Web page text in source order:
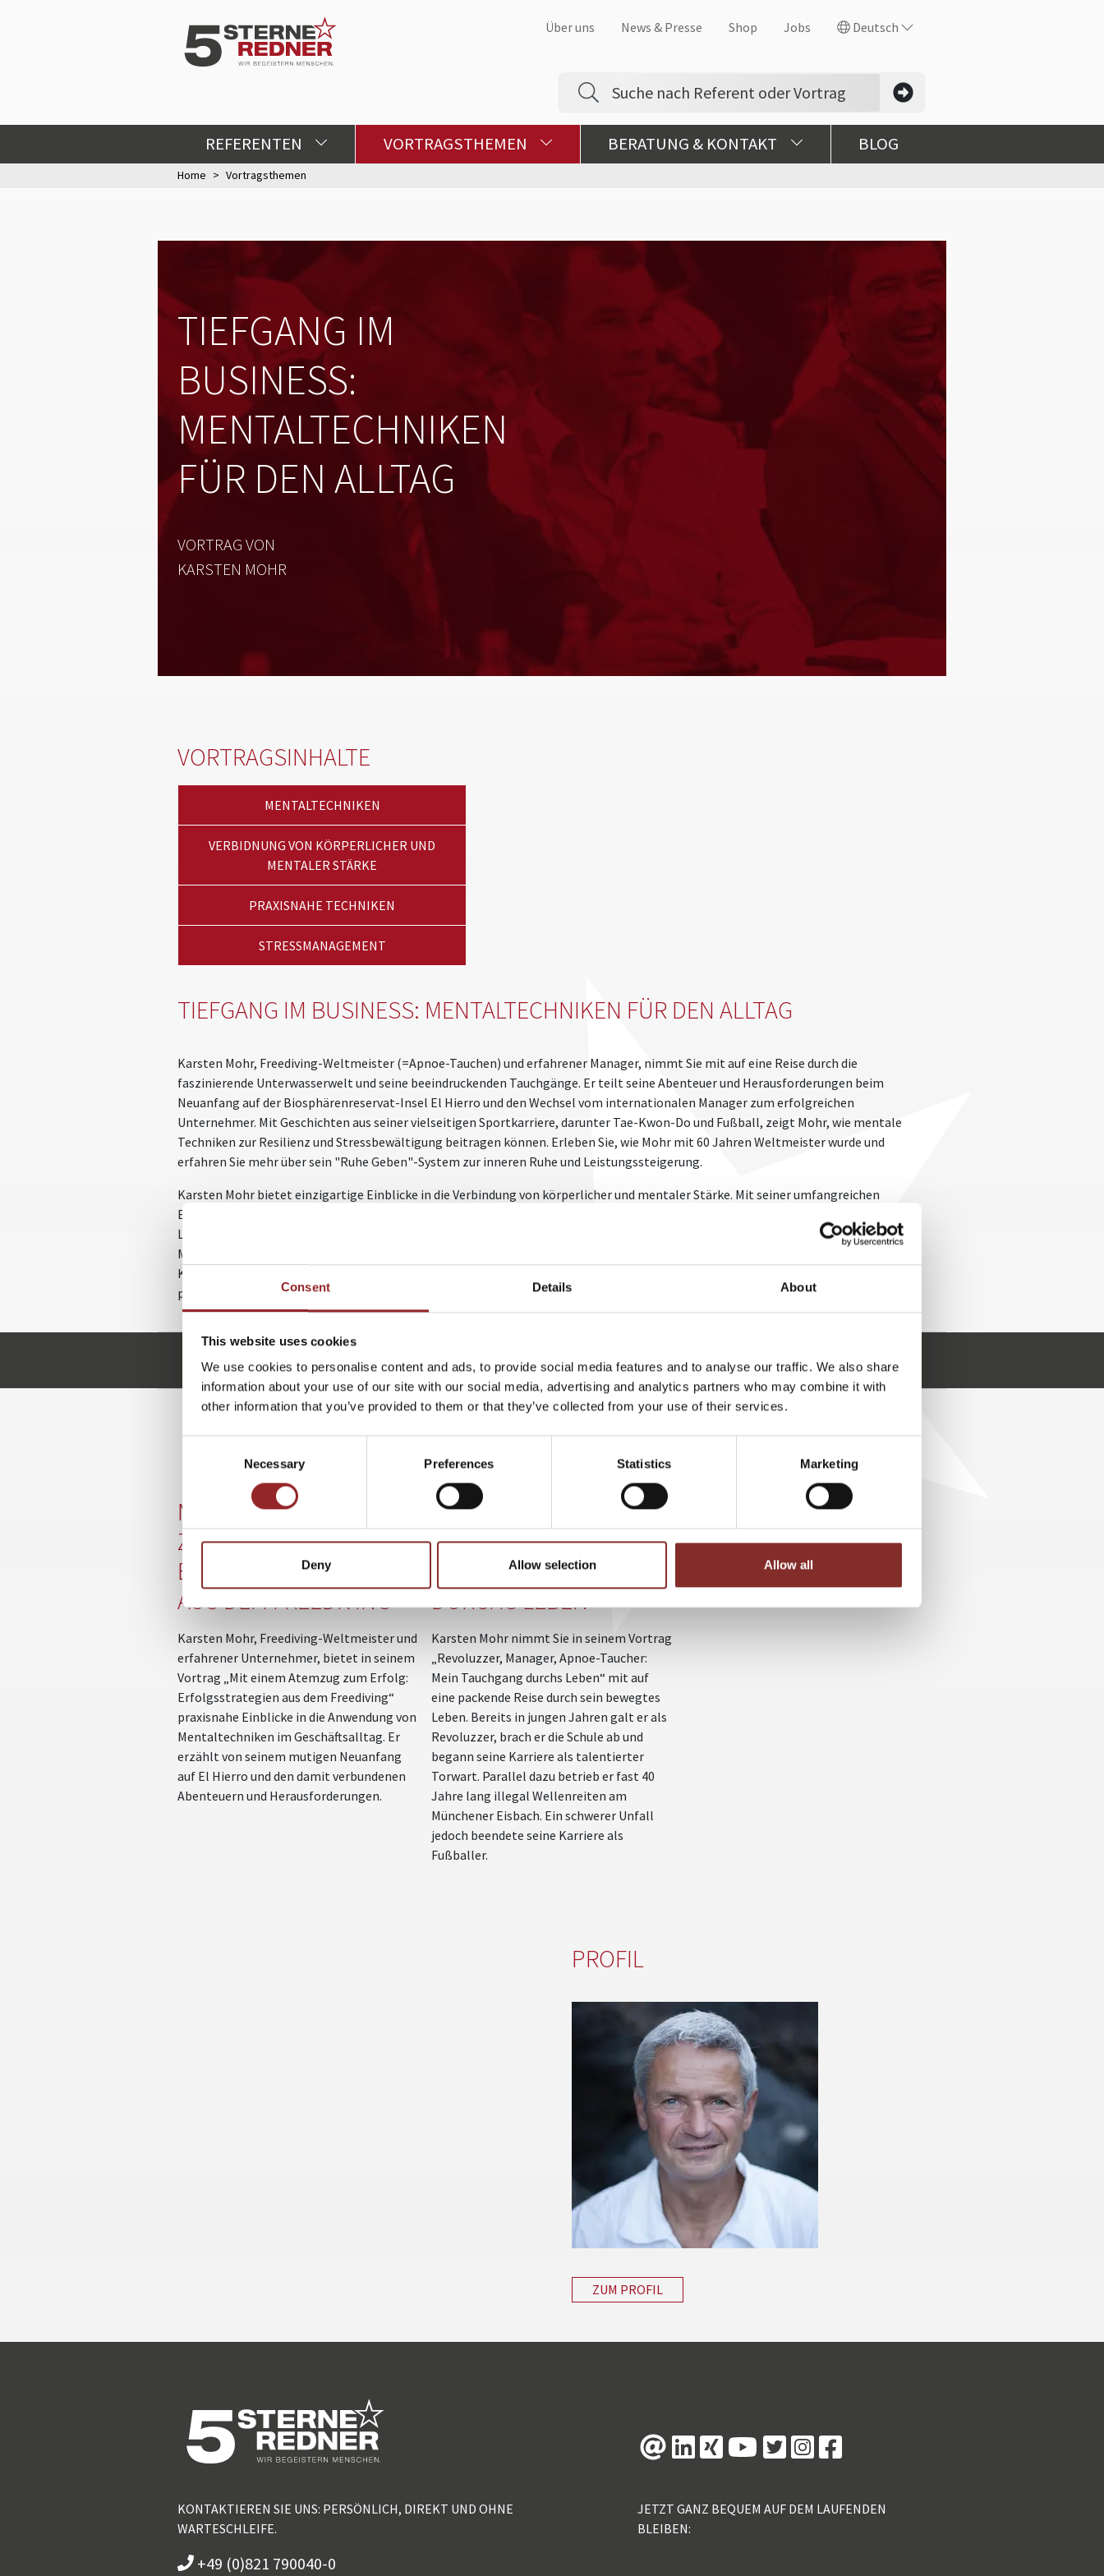
Consent Details About
This website uses cookies
We use cookies to personalise content and ads, to provide social media features and to analyse our traffic. We also share
information about your use of our site with our social media, advertising and analytics partners who may combine it with
other information that you’ve provided to them or that they’ve collected from your use of their services.
Necessary Preferences Statistics Marketing
Deny Allow selection Allow all
Über uns News & Presse Shop Jobs Deutsch
REFERENTEN VORTRAGSTHEMEN BERATUNG & KONTAKT BLOG
Home Vortragsthemen
TIEFGANG IM
BUSINESS:
MENTALTECHNIKEN
FÜR DEN ALLTAG
VORTRAG VON
KARSTEN MOHR
VORTRAGSINHALTE
MENTALTECHNIKEN
VERBIDNUNG VON KÖRPERLICHER UND
MENTALER STÄRKE
PRAXISNAHE TECHNIKEN
STRESSMANAGEMENT
TIEFGANG IM BUSINESS: MENTALTECHNIKEN FÜR DEN ALLTAG
Karsten Mohr, Freediving-Weltmeister (=Apnoe-Tauchen) und erfahrener Manager, nimmt Sie mit auf eine Reise durch die
faszinierende Unterwasserwelt und seine beeindruckenden Tauchgänge. Er teilt seine Abenteuer und Herausforderungen beim
Neuanfang auf der Biosphärenreservat-Insel El Hierro und den Wechsel vom internationalen Manager zum erfolgreichen
Unternehmer. Mit Geschichten aus seiner vielseitigen Sportkarriere, darunter Tae-Kwon-Do und Fußball, zeigt Mohr, wie mentale
Techniken zur Resilienz und Stressbewältigung beitragen können. Erleben Sie, wie Mohr mit 60 Jahren Weltmeister wurde und
erfahren Sie mehr über sein "Ruhe Geben"-System zur inneren Ruhe und Leistungssteigerung.
Karsten Mohr bietet einzigartige Einblicke in die Verbindung von körperlicher und mentaler Stärke. Mit seiner umfangreichen
Erfahrung in der Sportartikelindustrie und im internationalen Management, gepaart mit seiner beeindruckenden sportlichen
Laufbahn, liefert er praxisnahe Techniken zur Verbesserung von Resilienz und Stressmanagement. Unternehmen profitieren von
Mohrs Fähigkeit, innere Ruhe zu vermitteln und damit die Produktivität und Zufriedenheit der Mitarbeiter zu steigern. Buchen Sie
Karsten Mohr, um von seinem offenen Mindset, seiner Bereitschaft zur Veränderung und seinen erprobten Erfolgsstrategien zu
profitieren.
k.mohr@5-sterne-redner.de +49 (0)821 790040-10 Karsten Mohr anfragen
WEITERE VORTRÄGE VON KARSTEN MOHR
MIT EINEM ATEMZUG
ZUM ERFOLG:
ERFOLGSSTRATEGIEN
AUS DEM FREEDIVING
Karsten Mohr, Freediving-Weltmeister und
erfahrener Unternehmer, bietet in seinem
Vortrag „Mit einem Atemzug zum Erfolg:
Erfolgsstrategien aus dem Freediving“
praxisnahe Einblicke in die Anwendung von
Mentaltechniken im Geschäftsalltag. Er
erzählt von seinem mutigen Neuanfang
auf El Hierro und den damit verbundenen
Abenteuern und Herausforderungen.
REVOLUZZER,
MANAGER, FREEDIVER:
MEIN TAUCHGANG
DURCHS LEBEN
Karsten Mohr nimmt Sie in seinem Vortrag
„Revoluzzer, Manager, Apnoe-Taucher:
Mein Tauchgang durchs Leben“ mit auf
eine packende Reise durch sein bewegtes
Leben. Bereits in jungen Jahren galt er als
Revoluzzer, brach er die Schule ab und
begann seine Karriere als talentierter
Torwart. Parallel dazu betrieb er fast 40
Jahre lang illegal Wellenreiten am
Münchener Eisbach. Ein schwerer Unfall
jedoch beendete seine Karriere als
Fußballer.
PROFIL
ZUM PROFIL
KONTAKTIEREN SIE UNS: PERSÖNLICH, DIREKT UND OHNE
WARTESCHLEIFE.
+49 (0)821 790040-0
JETZT GANZ BEQUEM AUF DEM LAUFENDEN
BLEIBEN: